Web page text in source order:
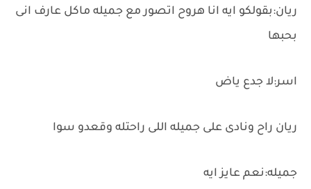
ريان:بقولكو ايه انا هروح اتصور مع جميله ماكل عارف انى
بحبها
اسر:لا جدع ياض
ريان راح ونادى على جميله اللى راحتله وقعدو سوا
جميله:نعم عايز ايه